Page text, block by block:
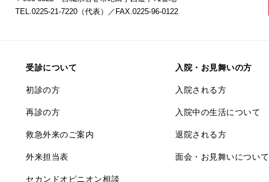
TEL.0225-21-7220（代表）
／FAX.0225-96-0122
受診について
初診の方
再診の方
救急外来のご案内
外来担当表
セカンドオピニオン相談
入院・お見舞いの方
入院される方
入院中の生活について
退院される方
面会・お見舞いについて